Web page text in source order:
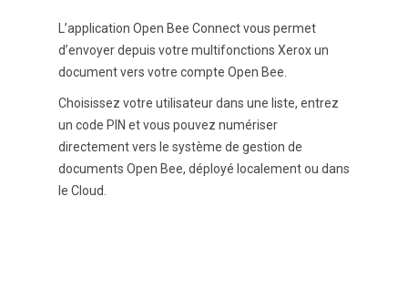
L’application Open Bee Connectvous permet
d’envoyer depuis votre multifonctions Xerox un
document vers votre compte Open Bee.
Choisissez votre utilisateur dans une liste, entrez
un code PIN et vous pouvez numériser
directement vers le système de gestion de
documents Open Bee, déployé localement ou dans
le Cloud.